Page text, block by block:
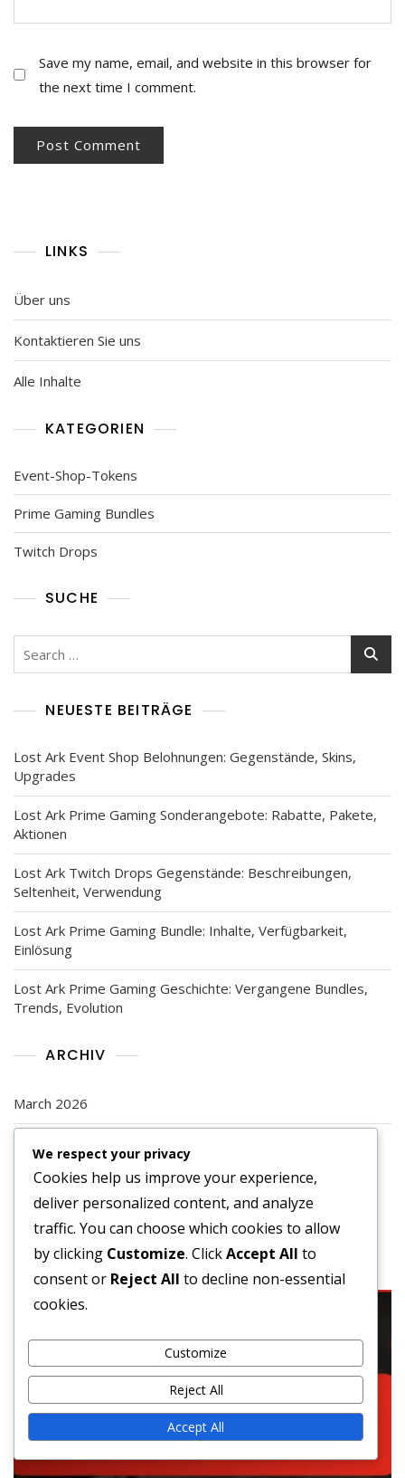
Save my name, email, and website in this browser for
the next time I comment.
LINKS
Über uns
Kontaktieren Sie uns
Alle Inhalte
KATEGORIEN
Event-Shop-Tokens
Prime Gaming Bundles
Twitch Drops
SUCHE
NEUESTE BEITRÄGE
Lost Ark Event Shop Belohnungen: Gegenstände, Skins,
Upgrades
Lost Ark Prime Gaming Sonderangebote: Rabatte, Pakete,
Aktionen
Lost Ark Twitch Drops Gegenstände: Beschreibungen,
Seltenheit, Verwendung
Lost Ark Prime Gaming Bundle: Inhalte, Verfügbarkeit,
Einlösung
Lost Ark Prime Gaming Geschichte: Vergangene Bundles,
Trends, Evolution
ARCHIV
March 2026
You may also like these
We respect your privacy
Cookies help us improve your experience,
deliver personalized content, and analyze
traffic. You can choose which cookies to allow
by clicking Customize. ClickAccept All to
consent or Reject All to decline non-essential
cookies.
Customize
Reject All
Accept All